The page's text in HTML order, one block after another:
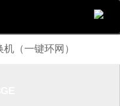
（一键环网）
留言